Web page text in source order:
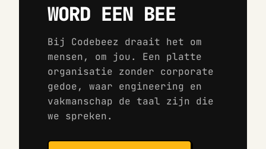
WORD EEN BEE
Bij Codebeez draait het om
mensen, om jou. Een platte
organisatie zonder corporate
gedoe, waar engineering en
vakmanschap de taal zijn die
we spreken.